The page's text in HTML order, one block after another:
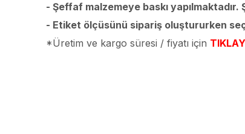
- Şeffaf malzemeye baskı yapılmaktadır.
- Etiket ölçüsünü sipariş oluştururken
*Üretim ve kargo süresi / fiyatı için